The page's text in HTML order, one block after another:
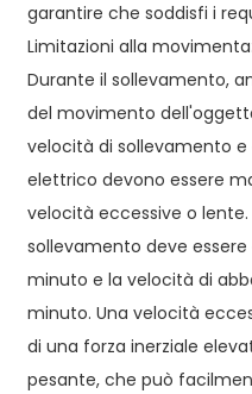
garantire che soddisfi i
Limitazioni alla
Durante il sollevamento,
del movimento
velocità di sollevamento
elettrico devono essere
velocità eccessive o
sollevamento deve
minuto e la velocità di
minuto. Una velocità
di una forza inerziale
pesante, che può